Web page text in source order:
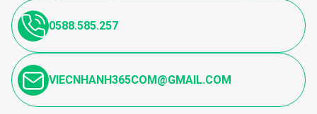
0588.585.257
VIECNHANH365COM@GMAIL.COM